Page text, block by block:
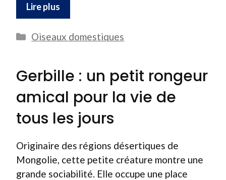
Lire plus
Catégories
Oiseaux domestiques
Gerbille : un petit rongeur
amical pour la vie de
tous les jours
Originaire des régions désertiques de
Mongolie, cette petite créature montre une
grande sociabilité. Elle occupe une place